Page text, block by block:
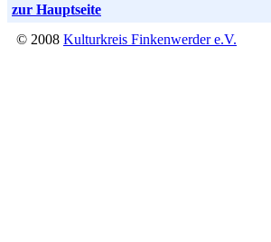
zur Hauptseite
© 2008 Kulturkreis Finkenwerder e.V.